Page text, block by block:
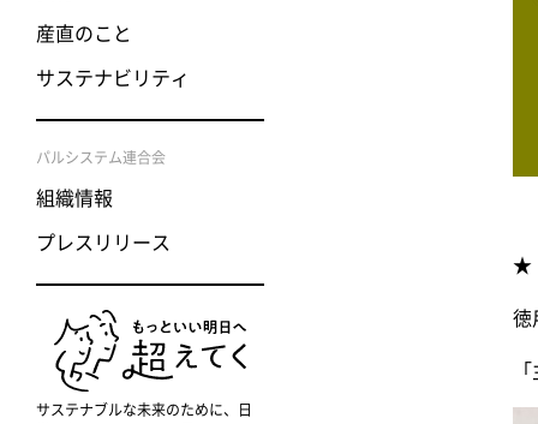
産直のこと
サステナビリティ
パルシステム連合会
組織情報
プレスリリース
サステナブルな未来のために、日
★
徳